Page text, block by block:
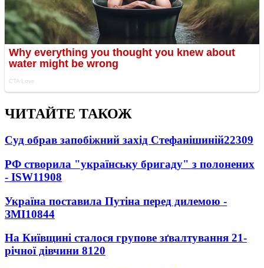
ЧИТАЙТЕ ТАКОЖ
Суд обрав запобіжний захід Стефанішиній22309
РФ створила "українську бригаду" з полонених
- ISW11908
Україна поставила Путіна перед дилемою -
ЗМІ10844
На Київщині сталося групове зґвалтування 21-
річної дівчини 8120